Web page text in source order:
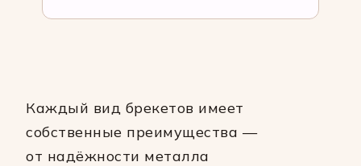
Каждый вид брекетов имеет
собственные преимущества —
от надёжности металла